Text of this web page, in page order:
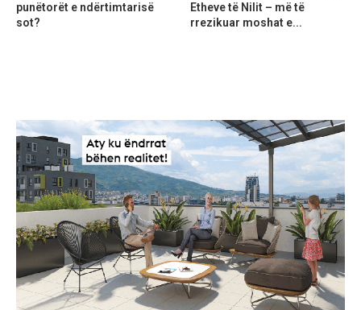
punëtorët e ndërtimtarisë
sot?
Etheve të Nilit – më të
rrezikuar moshat e...